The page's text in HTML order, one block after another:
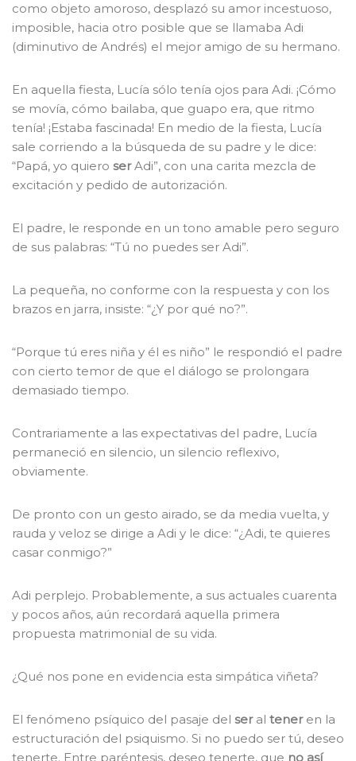
como objeto amoroso, desplazó su amor incestuoso,
imposible, hacia otro posible que se llamaba Adi
(diminutivo de Andrés) el mejor amigo de su hermano.
En aquella fiesta, Lucía sólo tenía ojos para Adi. ¡Cómo
se movía, cómo bailaba, que guapo era, que ritmo
tenía! ¡Estaba fascinada! En medio de la fiesta, Lucía
sale corriendo a la búsqueda de su padre y le dice:
“Papá, yo quiero serAdi”, con una carita mezcla de
excitación y pedido de autorización.
El padre, le responde en un tono amable pero seguro
de sus palabras: “Tú no puedes ser Adi”.
La pequeña, no conforme con la respuesta y con los
brazos en jarra, insiste: “¿Y por qué no?”.
“Porque tú eres niña y él es niño” le respondió el padre
con cierto temor de que el diálogo se prolongara
demasiado tiempo.
Contrariamente a las expectativas del padre, Lucía
permaneció en silencio, un silencio reflexivo,
obviamente.
De pronto con un gesto airado, se da media vuelta, y
rauda y veloz se dirige a Adi y le dice: “¿Adi, te quieres
casar conmigo?”
Adi perplejo. Probablemente, a sus actuales cuarenta
y pocos años, aún recordará aquella primera
propuesta matrimonial de su vida.
¿Qué nos pone en evidencia esta simpática viñeta?
El fenómeno psíquico del pasaje del seral tener en la
estructuración del psiquismo. Si no puedo ser tú, deseo
tenerte. Entre paréntesis, deseo tenerte, que no así